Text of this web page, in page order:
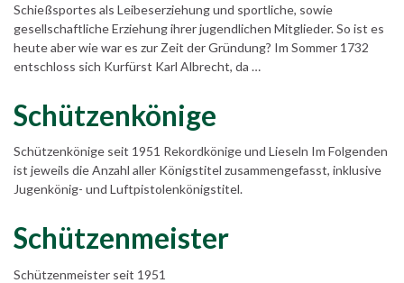
Schießsportes als Leibeserziehung und sportliche, sowie
gesellschaftliche Erziehung ihrer jugendlichen Mitglieder. So ist es
heute aber wie war es zur Zeit der Gründung? Im Sommer 1732
entschloss sich Kurfürst Karl Albrecht, da …
Schützenkönige
Schützenkönige seit 1951 Rekordkönige und Lieseln Im Folgenden
ist jeweils die Anzahl aller Königstitel zusammengefasst, inklusive
Jugenkönig- und Luftpistolenkönigstitel.
Schützenmeister
Schützenmeister seit 1951